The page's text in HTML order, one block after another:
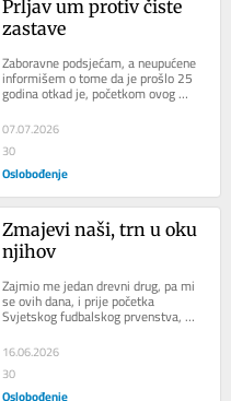
Prljav um protiv čiste
zastave
Zaboravne podsjećam, a neupućene
informišem o tome da je prošlo 25
godina otkad je, početkom ovog
vijeka (i milenija) u našem
državnom...
07.07.2026
30
Oslobođenje
Zmajevi naši, trn u oku
njihov
Zajmio me jedan drevni drug, pa mi
se ovih dana, i prije početka
Svjetskog fudbalskog prvenstva,
navadio svojom upornom pričom o
tome da je FIFA...
16.06.2026
30
Oslobođenje